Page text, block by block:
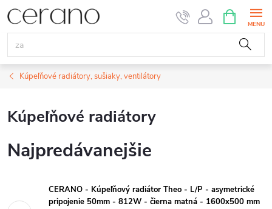
Prejsť
na
obsah
KOŠÍK
Kúpeľňové radiátory, sušiaky, ventilátory
Kúpeľňové radiátory
Najpredávanejšie
CERANO - Kúpeľňový radiátor Theo - L/P - asymetrické
pripojenie 50mm - 812W - čierna matná - 1600x500 mm